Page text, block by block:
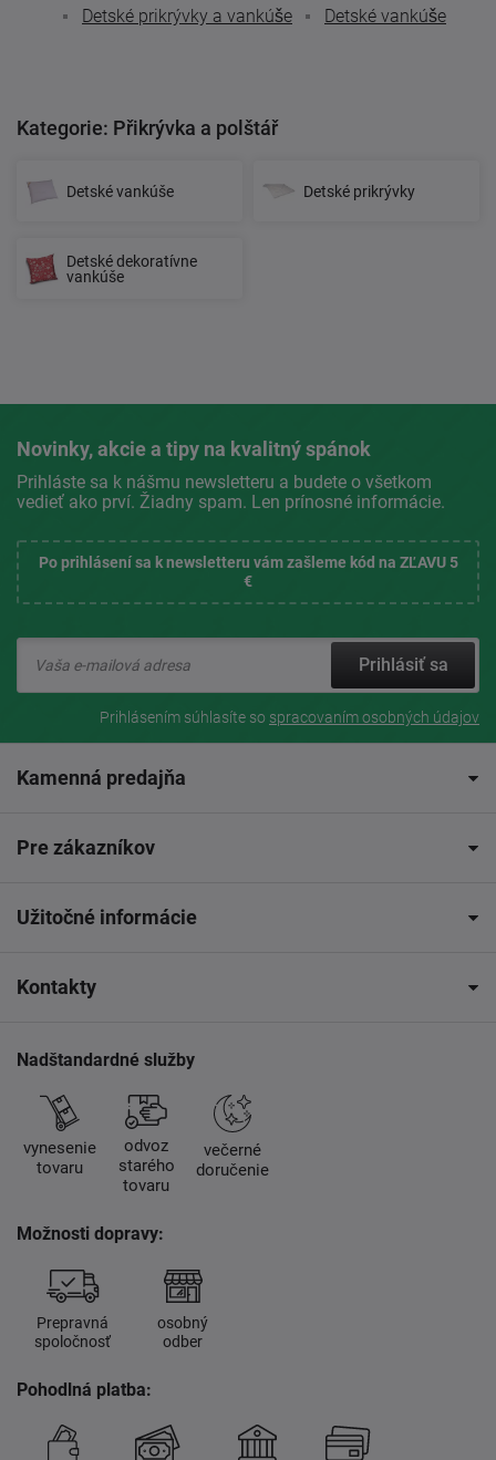
Detské prikrývky a vankúše
Detské vankúše
Kategorie: Přikrývka a polštář
Detské vankúše Detské prikrývky
Detské dekoratívne
vankúše
Novinky, akcie a tipy na kvalitný spánok
Prihláste sa k nášmu newsletteru a budete o všetkom
vedieť ako prví. Žiadny spam. Len prínosné informácie.
Po prihlásení sa k newsletteru vám zašleme kód na ZĽAVU 5
€
Prihlásiť sa
Prihlásením súhlasíte so spracovaním osobných údajov
Kamenná predajňa
Pre zákazníkov
Užitočné informácie
Kontakty
Nadštandardné služby
vynesenie
tovaru
odvoz
starého
tovaru
večerné
doručenie
Možnosti dopravy:
Prepravná
spoločnosť
osobný
odber
Pohodlná platba: